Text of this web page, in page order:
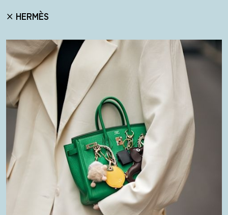
× HERMÈS